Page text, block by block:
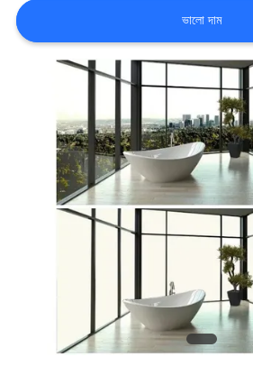
আমাদের
সাথে
যোগাযোগ
ভালো দাম